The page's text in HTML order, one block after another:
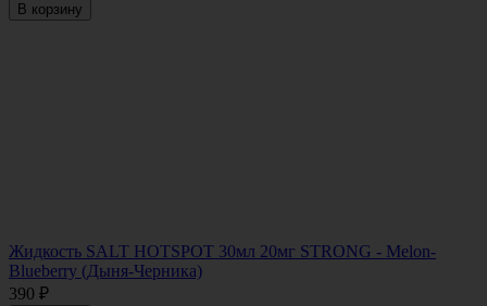
В корзину
Жидкость SALT HOTSPOT 30мл 20мг STRONG - Melon-
Blueberry (Дыня-Черника)
390 ₽